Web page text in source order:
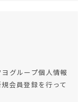
グループ個人情報
会員登録を行って